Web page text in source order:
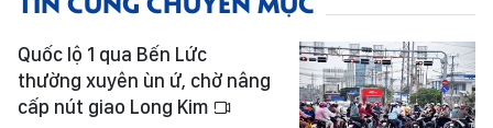
Quốc lộ 1 qua Bến Lức
thường xuyên ùn ứ, chờ nâng
cấp nút giao Long Kim